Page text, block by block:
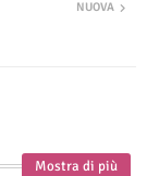
NUOVA
Mostra di più